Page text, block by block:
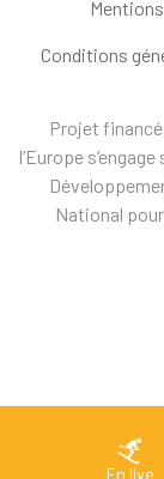
En live
Conditions
Projet financé
l’Europe
National